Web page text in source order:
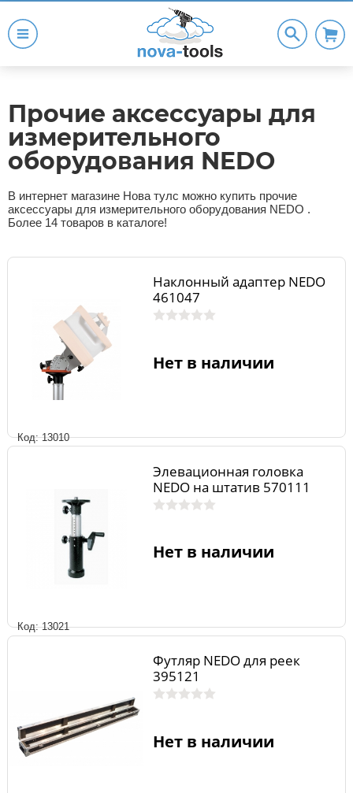
Прочие аксессуары для
измерительного
оборудования NEDO
В интернет магазине Нова тулс можно купить прочие
аксессуары для измерительного оборудования NEDO .
Более 14 товаров в каталоге!
Код: 13010
Наклонный адаптер NEDO
461047
Нет в наличии
Код: 13021
Элевационная головка
NEDO на штатив 570111
Нет в наличии
Футляр NEDO для реек
395121
Нет в наличии